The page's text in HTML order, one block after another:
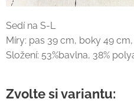
Sedí na S-L
Míry: pas 39 cm, boky 49
Složení: 53%bavlna, 38%
Zvolte si variantu: